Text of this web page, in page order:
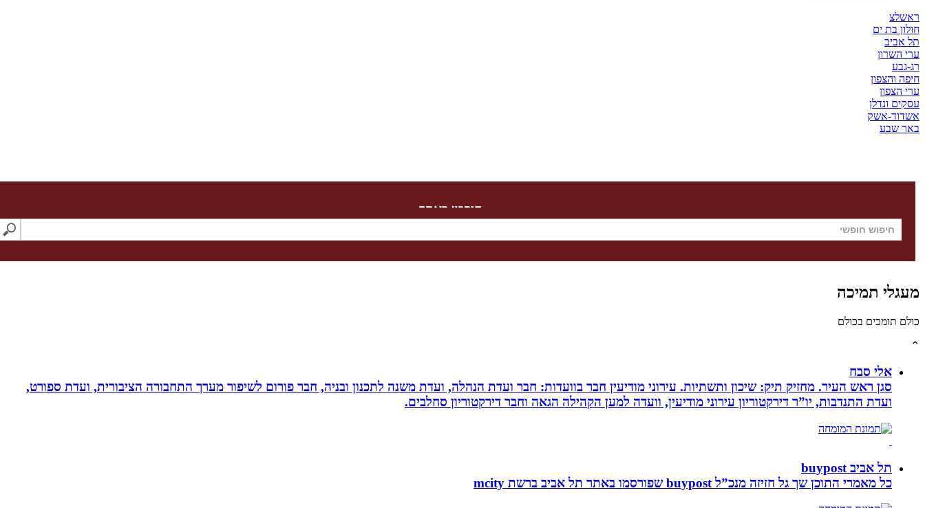
ראשלצ
חולון בת ים
תל אביב
ערי השרון
רג-גבע
חיפה והצפון
ערי הצפון
עסקים ונדלן
אשדוד-אשק
באר שבע
חיפוש באתר
מעגלי תמיכה
כולם תומכים בכולם
⌃
אלי סבח
סגן ראש העיר. מחזיק תיק: שיכון ותשתיות. עירוני מודיעין חבר בוועדות: חבר ועדת הנהלה, ועדת משנה לתכנון ובניה, חבר פורום לשיפור מערך התחבורה הציבורית, ועדת ספורט,
ועדת התנדבות, יו”ר דירקטוריון עירוני מודיעין, וועדה למען הקהילה הגאה וחבר דירקטוריון סחלבים.
תל אביב buypost
כל מאמרי התוכן שך גל חזיזה מנכ”ל buypost שפורסמו באתר תל אביב ברשת mcity